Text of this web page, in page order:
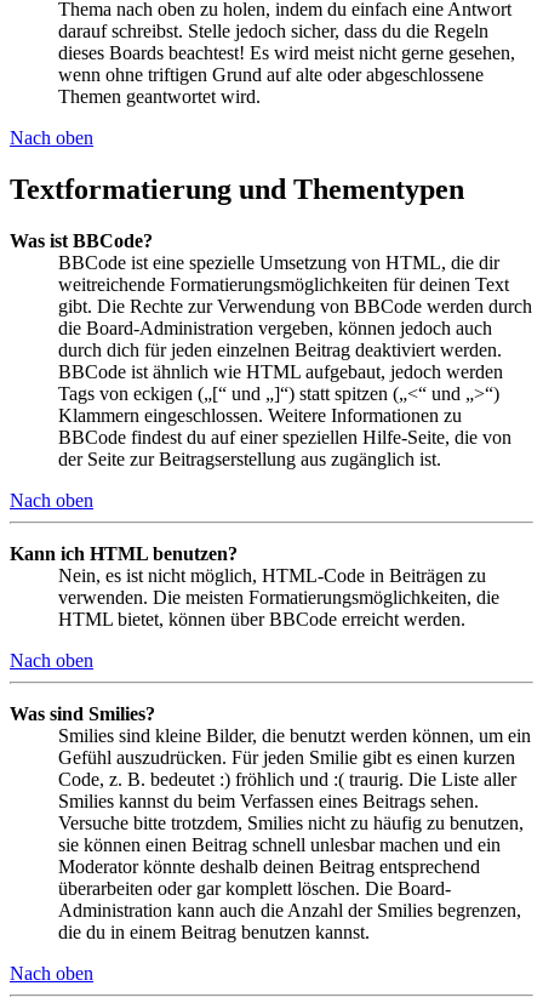
Thema nach oben zu holen, indem du einfach eine Antwort
darauf schreibst. Stelle jedoch sicher, dass du die Regeln
dieses Boards beachtest! Es wird meist nicht gerne gesehen,
wenn ohne triftigen Grund auf alte oder abgeschlossene
Themen geantwortet wird.
Nach oben
Textformatierung und Thementypen
Was ist BBCode?
BBCode ist eine spezielle Umsetzung von HTML, die dir
weitreichende Formatierungsmöglichkeiten für deinen Text
gibt. Die Rechte zur Verwendung von BBCode werden durch
die Board-Administration vergeben, können jedoch auch
durch dich für jeden einzelnen Beitrag deaktiviert werden.
BBCode ist ähnlich wie HTML aufgebaut, jedoch werden
Tags von eckigen („[“ und „]“) statt spitzen („<“ und „>“)
Klammern eingeschlossen. Weitere Informationen zu
BBCode findest du auf einer speziellen Hilfe-Seite, die von
der Seite zur Beitragserstellung aus zugänglich ist.
Nach oben
Kann ich HTML benutzen?
Nein, es ist nicht möglich, HTML-Code in Beiträgen zu
verwenden. Die meisten Formatierungsmöglichkeiten, die
HTML bietet, können über BBCode erreicht werden.
Nach oben
Was sind Smilies?
Smilies sind kleine Bilder, die benutzt werden können, um ein
Gefühl auszudrücken. Für jeden Smilie gibt es einen kurzen
Code, z. B. bedeutet :) fröhlich und :( traurig. Die Liste aller
Smilies kannst du beim Verfassen eines Beitrags sehen.
Versuche bitte trotzdem, Smilies nicht zu häufig zu benutzen,
sie können einen Beitrag schnell unlesbar machen und ein
Moderator könnte deshalb deinen Beitrag entsprechend
überarbeiten oder gar komplett löschen. Die Board-
Administration kann auch die Anzahl der Smilies begrenzen,
die du in einem Beitrag benutzen kannst.
Nach oben